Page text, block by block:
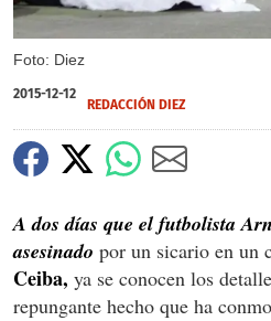
Foto: Diez
2015-12-12
REDACCIÓN DIEZ
A dos días que el futbolista
asesinado por un sicario en un
Ceiba, ya se conocen los
repungante hecho que ha